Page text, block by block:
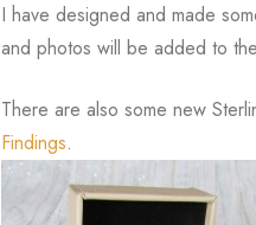
I have designed and made
and photos will be added to
There are also some new
Findings.